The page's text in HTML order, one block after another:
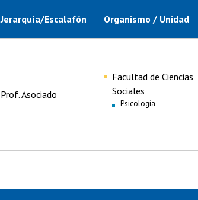
Jerarquía/Escalafón Organismo / Unidad
Prof. Asociado
Facultad de Ciencias
Sociales
Psicología